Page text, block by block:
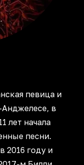
певица и
в
лет начала
песни.
2016 году и